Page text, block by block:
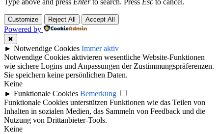
Type above and press Enterto search. Press Esc to cancel.
Customize Reject All Accept All
Powered by
✖
► Notwendige Cookies Immer aktiv
Notwendige Cookies aktivieren wesentliche Website-Funktionen
wie sichere Logins und Anpassungen der Zustimmungspräferenzen.
Sie speichern keine persönlichen Daten.
Keine
► Funktionale Cookies Bemerkung
Funktionale Cookies unterstützen Funktionen wie das Teilen von
Inhalten in sozialen Medien, das Sammeln von Feedback und die
Nutzung von Drittanbieter-Tools.
Keine